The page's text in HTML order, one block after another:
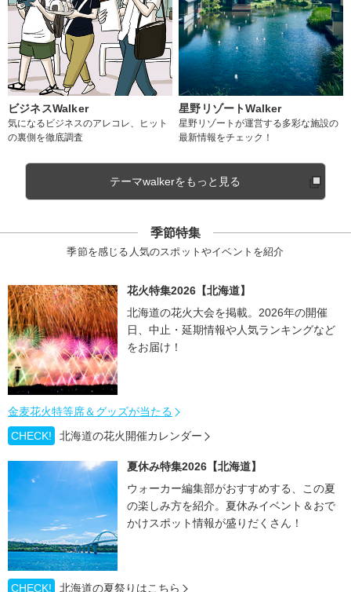
ビジネスWalker
気になるビジネスのアレコレ、ヒット
の裏側を徹底調査
星野リゾートWalker
星野リゾートが運営する多彩な施設の
最新情報をチェック！
テーマwalkerをもっと見る
季節特集
季節を感じる人気のスポットやイベントを紹介
花火特集2026【北海道】
北海道の花火大会を掲載。2026年の開催
日、中止・延期情報や人気ランキングなど
をお届け！
金麦花火特等席＆グッズが当たる
CHECK!
北海道の花火開催カレンダー
夏休み特集2026【北海道】
ウォーカー編集部がおすすめする、この夏
の楽しみ方を紹介。夏休みイベント＆おで
かけスポット情報が盛りだくさん！
CHECK! 北海道の夏祭りはこちら